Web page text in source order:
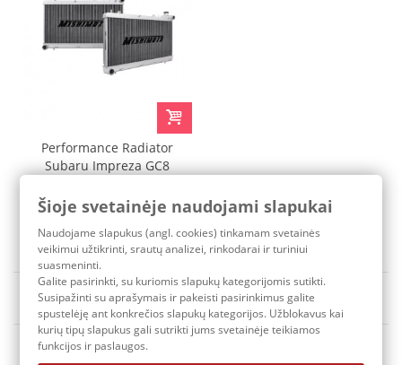
Performance Radiator
Subaru Impreza GC8
441,70 €
Pristatymo terminas: 3-7 d.d.
Rūšiuoti pagal
Šioje svetainėje naudojami slapukai
Naudojame slapukus (angl. cookies) tinkamam svetainės
veikimui užtikrinti, srautų analizei, rinkodarai ir turiniui
suasmeninti.
Galite pasirinkti, su kuriomis slapukų kategorijomis sutikti.
Susipažinti su aprašymais ir pakeisti pasirinkimus galite
spustelėję ant konkrečios slapukų kategorijos. Užblokavus kai
kurių tipų slapukus gali sutrikti jums svetainėje teikiamos
funkcijos ir paslaugos.